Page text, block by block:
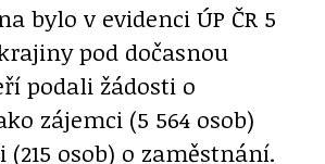
bylo v evidenci ÚP ČR 5
pod dočasnou
podali žádosti o
zájemci (5 564 osob)
(215 osob) o zaměstnání.